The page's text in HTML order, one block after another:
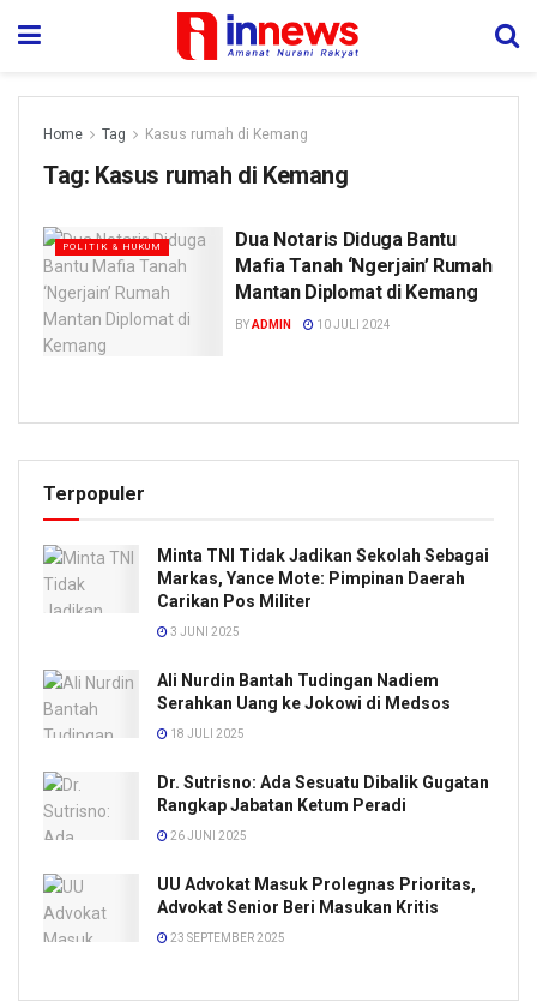
Home Tag Kasus rumah di Kemang
Tag: Kasus rumah di Kemang
POLITIK & HUKUM
Dua Notaris Diduga Bantu
Mafia Tanah ‘Ngerjain’ Rumah
Mantan Diplomat di Kemang
BY ADMIN 10 JULI 2024
Terpopuler
Minta TNI Tidak Jadikan Sekolah Sebagai
Markas, Yance Mote: Pimpinan Daerah
Carikan Pos Militer
3 JUNI 2025
Ali Nurdin Bantah Tudingan Nadiem
Serahkan Uang ke Jokowi di Medsos
18 JULI 2025
Dr. Sutrisno: Ada Sesuatu Dibalik Gugatan
Rangkap Jabatan Ketum Peradi
26 JUNI 2025
UU Advokat Masuk Prolegnas Prioritas,
Advokat Senior Beri Masukan Kritis
23 SEPTEMBER 2025